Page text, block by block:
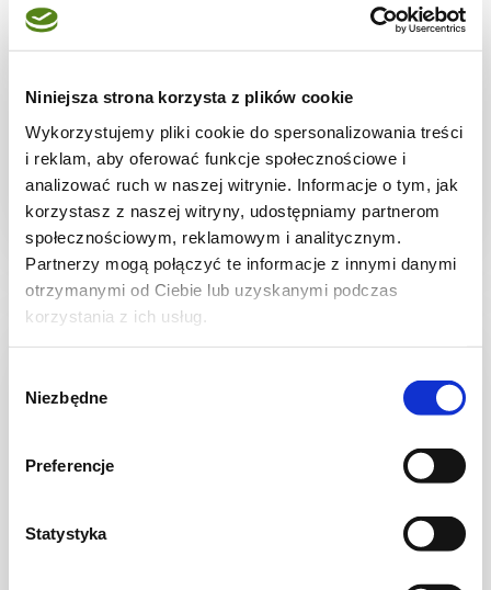
Niniejsza strona korzysta z plików cookie
Wykorzystujemy pliki cookie do spersonalizowania treści
i reklam, aby oferować funkcje społecznościowe i
analizować ruch w naszej witrynie. Informacje o tym, jak
korzystasz z naszej witryny, udostępniamy partnerom
społecznościowym, reklamowym i analitycznym.
Partnerzy mogą połączyć te informacje z innymi danymi
otrzymanymi od Ciebie lub uzyskanymi podczas
korzystania z ich usług.
zgody
Niezbędne
Preferencje
Statystyka
Pasta z lubczyku do zup i sosów – prosty
przepis
10 min. 558 kcal 6